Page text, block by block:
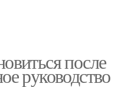
после
руководство